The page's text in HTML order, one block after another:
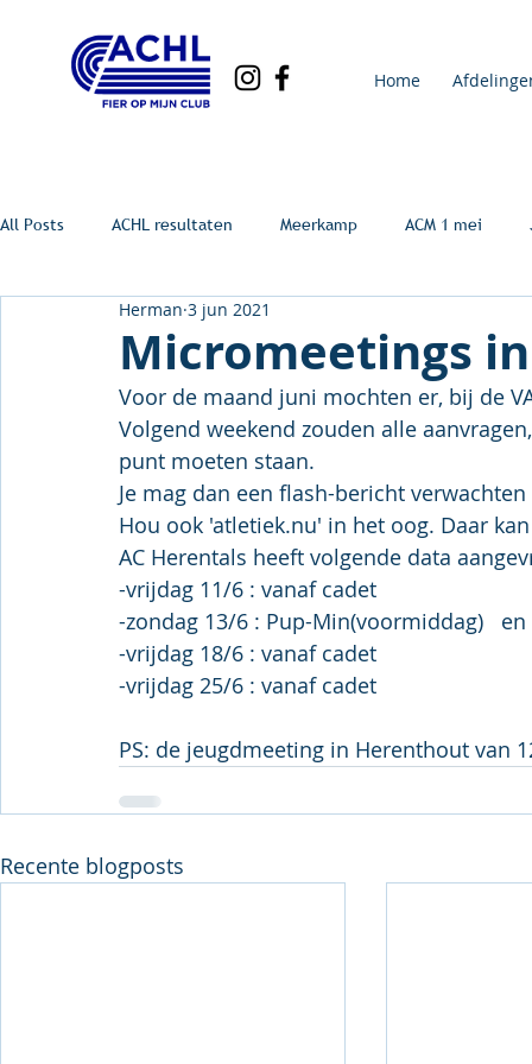
Home
All Posts ACHL resultaten Meerkamp ACM 1 mei
Micromeetings
Herman 3 jun 2021
Voor de maand juni mochten er, bij de
Volgend weekend zouden alle
punt moeten staan.
Je mag dan een flash-bericht
Hou ook 'atletiek.nu' in het oog. Daar
AC Herentals heeft volgende data
-vrijdag 11/6 : vanaf cadet
-zondag 13/6 : Pup-Min(voormiddag)
-vrijdag 18/6 : vanaf cadet
-vrijdag 25/6 : vanaf cadet
PS: de jeugdmeeting in Herenthout van
Recente blogposts